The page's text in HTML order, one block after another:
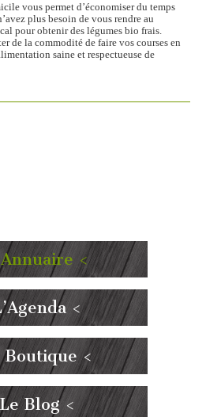
vous permet d’économiser du temps
plus besoin de vous rendre au
pour obtenir des légumes bio frais.
de la commodité de faire vos courses en
saine et respectueuse de
<
<
Boutique <
Blog <